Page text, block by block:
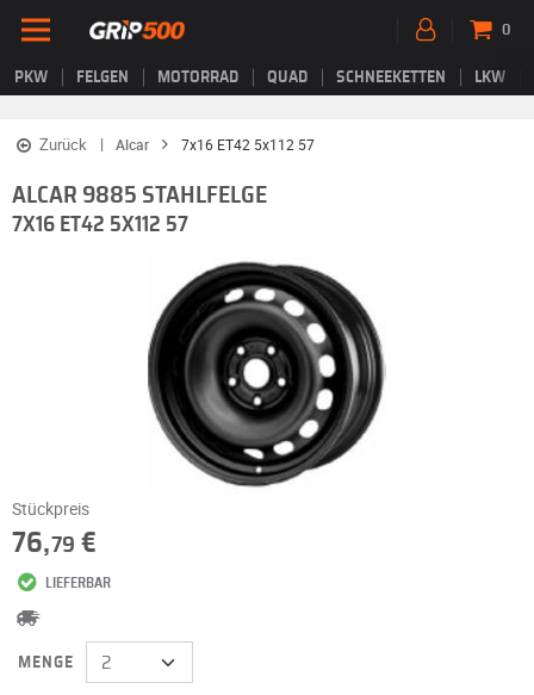
PKW FELGEN MOTORRAD QUAD SCHNEEKETTEN LKW
0
Zurück Alcar 7x16 ET42 5x112 57
ALCAR 9885 STAHLFELGE
7X16 ET42 5X112 57
Stückpreis
76,79 €
LIEFERBAR
MENGE